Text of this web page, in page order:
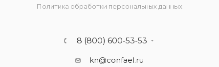
Политика обработки персональных данных
8 (800) 600-53-53
kn@confael.ru